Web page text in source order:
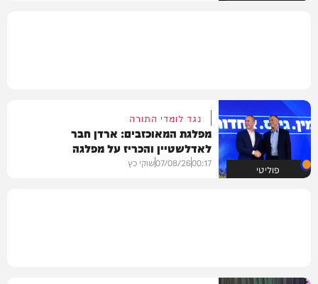
פוליטי
נגד לומדי התורה
מפלגת המאוכזבים: ארדן חבר
לאדלשטיין והכריז על מפלגה
00:17
07/08/26שוקי כץ